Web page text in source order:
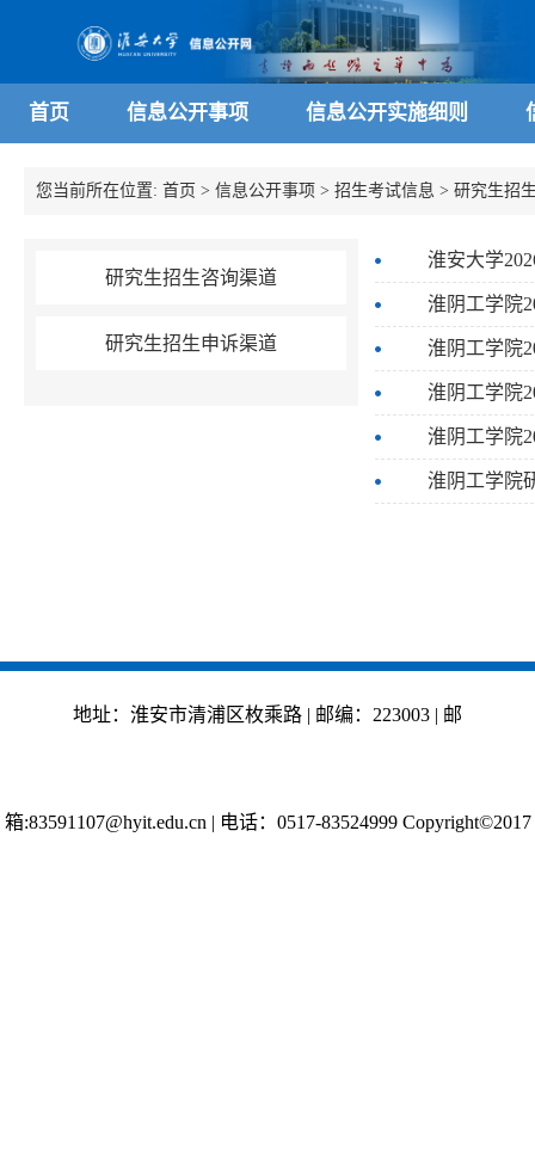
首页 信息公开事项 信息公开实施细则
您当前所在位置: 首页 > 信息公开事项 > 招生考试信息 > 研究生招
研究生招生咨询渠道
研究生招生申诉渠道
淮安大学
淮阴工学院
淮阴工学院
淮阴工学院
淮阴工学院
淮阴工学院
地址：淮安市清浦区枚乘路 | 邮编：223003 | 邮
箱:83591107@hyit.edu.cn | 电话：0517-83524999 Copyright©2017